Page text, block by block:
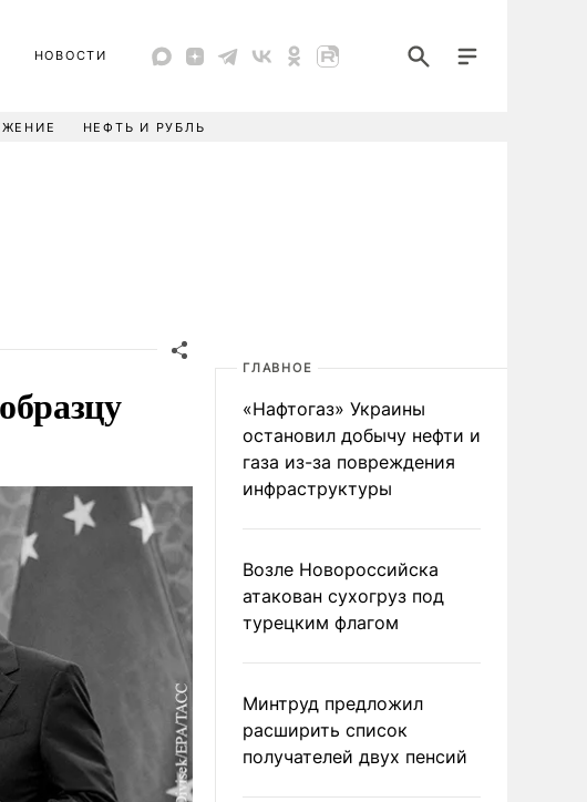
НОВОСТИ
НЕФТЬ И РУБЛЬ
ГЛАВНОЕ
«Нафтогаз» Украины
остановил добычу нефти и
газа из-за повреждения
инфраструктуры
Возле Новороссийска
атакован сухогруз под
турецким флагом
Минтруд предложил
расширить список
получателей двух пенсий